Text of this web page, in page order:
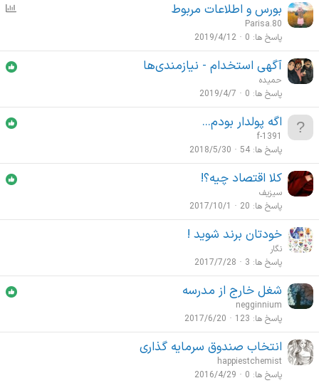
ن
ن
بورس و اطلاعات مربوط
Parisa.80
پاسخ ها 0
2019/4/12
آگهی استخدام - نیازمندی‌ها
حمیده
پاسخ ها 0
2019/4/7
اگه پولدار بودم...
f-1391
پاسخ ها 54
2018/5/30
کلا اقتصاد چیه؟!
سیزیف
پاسخ ها 20
2017/10/1
خودتان برند شويد !
نگار
پاسخ ها 3
2017/7/28
شغل خارج از مدرسه
negginnium
پاسخ ها 123
2017/6/20
انتخاب صندوق سرمایه گذاری
happiestchemist
پاسخ ها 0
2016/4/29